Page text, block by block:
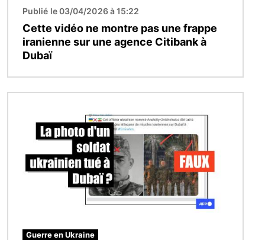
Publié le 03/04/2026 à 15:22
Cette vidéo ne montre pas une frappe
iranienne sur une agence Citibank à
Dubaï
Guerre en Ukraine